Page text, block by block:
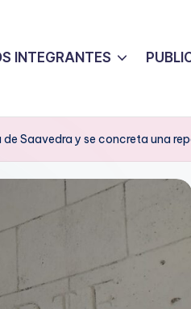
INTEGRANTES
Saavedra y se concreta una